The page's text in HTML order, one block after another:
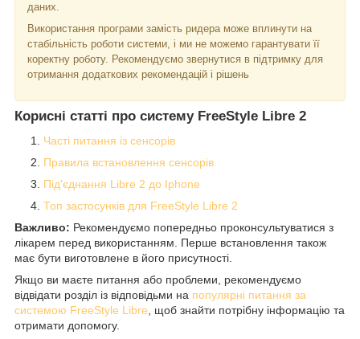
даних.
Використання програми замість ридера може вплинути на
стабільність роботи системи, і ми не можемо гарантувати її
коректну роботу. Рекомендуємо звернутися в підтримку для
отримання додаткових рекомендацій і рішень
Корисні статті про систему FreeStyle Libre 2
Часті питання із сенсорів
Правила встановлення сенсорів
Під'єднання Libre 2 до Iphone
Топ застосунків для FreeStyle Libre 2
Важливо: Рекомендуємо попередньо проконсультуватися з
лікарем перед використанням. Перше встановлення також
має бути виготовлене в його присутності.
Якщо ви маєте питання або проблеми, рекомендуємо
відвідати розділ із відповідьми на популярні питання за
системою FreeStyle Libre , щоб знайти потрібну інформацію та
отримати допомогу.